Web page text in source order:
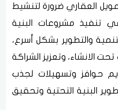
العقاري ضرورة لتنشيط
تنفيذ مشروعات البنية
والتطوير بشكل أسرع،
الانشاء، وتعزيز الشراكة
حوافز وتسهيلات لجذب
البنية التحتية وتحقيق